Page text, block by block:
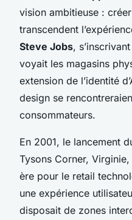
vision ambitieuse :
transcendent
Steve Jobs,
voyait les magasins
extension de l’identité
design se
consommateurs.
En 2001, le lancement
Tysons Corner,
ère pour le retail
une expérience
disposait de zones